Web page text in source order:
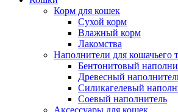
Корм для кошек
Сухой корм
Влажный корм
Лакомства
Наполнители для кошачьего
Бентонитовый
Древесный
Силикагелевый
Соевый наполнитель
Аксессуары для кошек